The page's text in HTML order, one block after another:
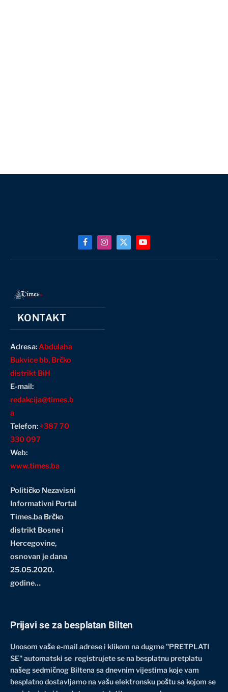
FacebookInstagram
X
(Twitter)
YouTube
KONTAKT
Adresa:Abdulaha
Bukvice bb, Brčko
distrikt BiH
E-mail:
redakcija@times.b
a
Telefon:+387 70
330 097
Web:
www.times.ba
Političko Nezavisni
Informativni Portal
Times.ba Brčko
distrikt Bosne i
Hercegovine,
osnovan je dana
25.05.2020.
godine…
Prijavi se za besplatan Bilten
Unosom vaše e-mail adrese i klikom na dugme "PRETPLATI
SE" automatski se registrujete se na besplatnu pretplatu
našeg sedmičnog Biltena sa dnevnim vijestima koje vam
besplatno dostavljamo na vašu elektronsku poštu sa kojom se